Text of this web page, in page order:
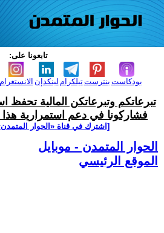
تابعونا على:
الانستغرام لينكدإن تيلكرامبنترست بودكاست
تبرعاتكم وتبرعاتكن المالية تحفظ
فشاركونا في دعم استمرارية هذا
[اشترك في قناة ‫«الحوار
الحوار المتمدن - موبايل
الموقع الرئيسي